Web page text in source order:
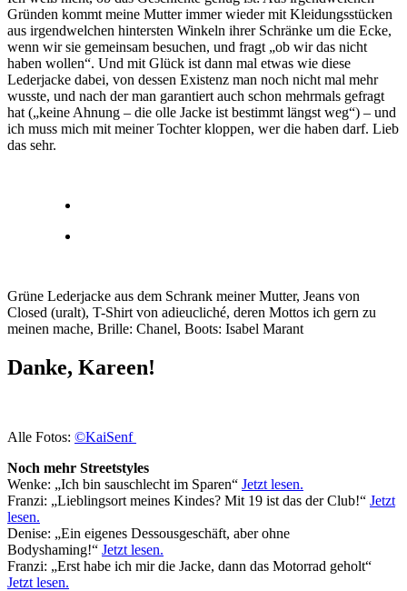
Gründen kommt meine Mutter immer wieder mit Kleidungsstücken
aus irgendwelchen hintersten Winkeln ihrer Schränke um die Ecke,
wenn wir sie gemeinsam besuchen, und fragt „ob wir das nicht
haben wollen“. Und mit Glück ist dann mal etwas wie diese
Lederjacke dabei, von dessen Existenz man noch nicht mal mehr
wusste, und nach der man garantiert auch schon mehrmals gefragt
hat („keine Ahnung – die olle Jacke ist bestimmt längst weg“) – und
ich muss mich mit meiner Tochter kloppen, wer die haben darf. Lieb
das sehr.
Grüne Lederjacke aus dem Schrank meiner Mutter, Jeans von
Closed (uralt), T-Shirt von adieucliché, deren Mottos ich gern zu
meinen mache, Brille: Chanel, Boots: Isabel Marant
Danke, Kareen!
Alle Fotos: ©KaiSenf
Noch mehr Streetstyles
Wenke: „Ich bin sauschlecht im Sparen“ Jetzt lesen.
Franzi: „Lieblingsort meines Kindes? Mit 19 ist das der Club!“ Jetzt
lesen.
Denise: „Ein eigenes Dessousgeschäft, aber ohne
Bodyshaming!“ Jetzt lesen.
Franzi: „Erst habe ich mir die Jacke, dann das Motorrad geholt“
Jetzt lesen.